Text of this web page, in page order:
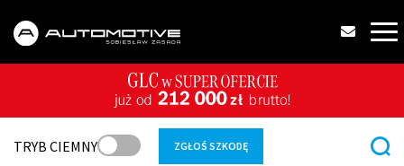
TRYB CIEMNY ZGŁOŚ SZKODĘ